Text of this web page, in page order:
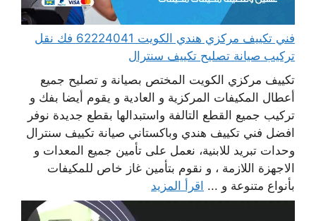
فني تكييف مركزي هندي الكويت 62224041 فك نقل
تركيب صيانة تصليح تكييف سنترال
تكييف مركزي الكويت المختص بصيانة و تصليح جميع
أعطال المكيفات المركزية و العادية و يقوم أيضا بفك و
تركيب جميع القطع التالفة واستبدالها بقطع جديدة نوفر
افضل فني تكييف هندي وباكستاني صيانة تكييف سنترال
وحدات تبريد للابنية، نعمل على تأمين جميع المعدات و
الاجهزة اللازمة ، و نقوم بتأمين غاز خاص للمكيفات
بأنواع متنوعة و ... اقرأ المزيد